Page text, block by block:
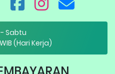
Sabtu
(Hari Kerja)